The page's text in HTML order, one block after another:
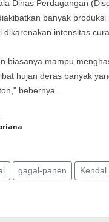
Dinas Perdagangan
banyak
dikarenakan intensitas
biasanya mampu
hujan deras banyak
bebernya.
gagal-panen Kendal